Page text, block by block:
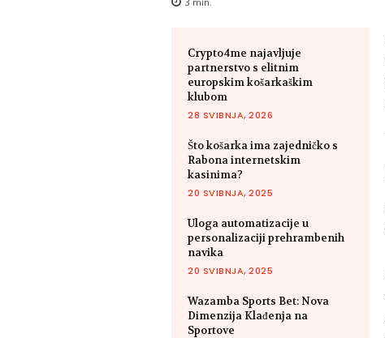
Crypto4me najavljuje
partnerstvo s elitnim
europskim košarkaškim
klubom
28 SVIBNJA, 2026
Što košarka ima zajedničko s
Rabona internetskim
kasinima?
20 SVIBNJA, 2025
Uloga automatizacije u
personalizaciji prehrambenih
navika
20 SVIBNJA, 2025
Wazamba Sports Bet: Nova
Dimenzija Klađenja na
Sportove